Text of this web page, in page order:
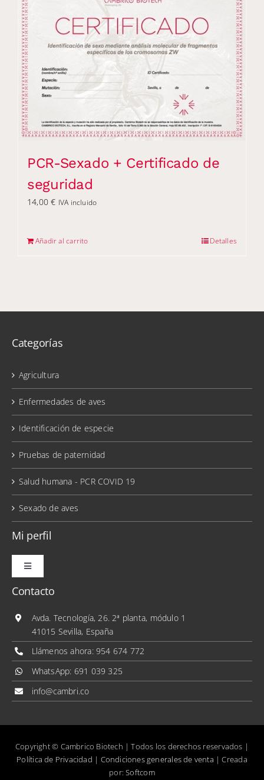
PCR-Sexado + Certificado de
seguridad
14,00€ IVA incluido
Añadir al carrito Detalles
Categorías
Agricultura
Enfermedades de aves
Identificación de especie
Pruebas de paternidad
Salud humana - PCR COVID 19
Sexado de aves
Mi perfil
Toggle
Mis pedidos
Mis direcciones
Mis datos personales
Contacto
Avda. Tecnología, 26. 2ª planta, módulo 1
41015 Sevilla, España
Llámenos ahora: 954 674 772
WhatsApp: 691 039 325
info@cambri.co
Copyright © Cambrico Biotech | Todos los derechos reservados |
Política de Privacidad | Condiciones generales de venta | Creada
por:Softcom